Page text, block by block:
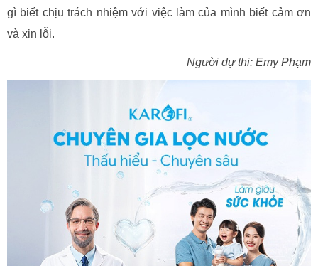
gì biết chịu trách nhiệm với việc làm của mình biết cảm ơn
và xin lỗi.
Người dự thi: Emy Phạm